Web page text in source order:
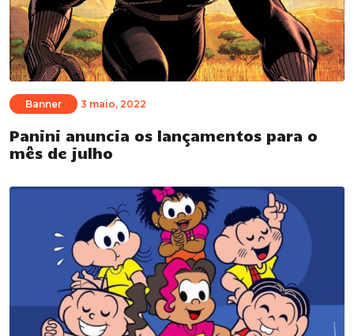
Banner 3 maio, 2022
Panini anuncia os lançamentos para o
mês de julho